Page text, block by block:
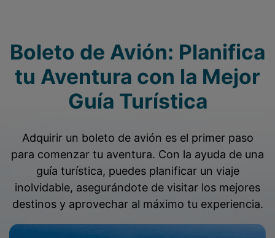
Boleto de Avión: Planifica
tu Aventura con la Mejor
Guía Turística
Adquirir un boleto de avión es el primer paso
para comenzar tu aventura. Con la ayuda de una
guía turística, puedes planificar un viaje
inolvidable, asegurándote de visitar los mejores
destinos y aprovechar al máximo tu experiencia.